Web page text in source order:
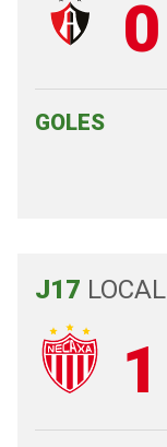
0
GOLES
J17 LOCAL
1